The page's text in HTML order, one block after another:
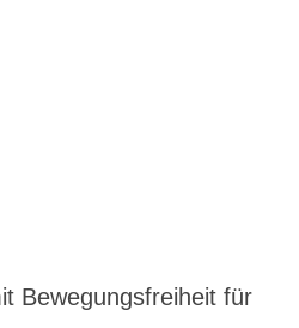
Bewegungsfreiheit für